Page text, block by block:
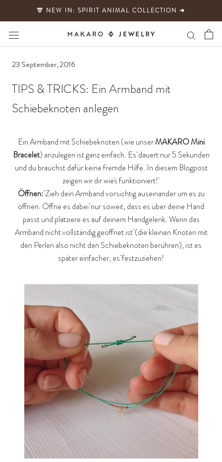
zum
Inhalt
🦒 NEW IN: SPIRIT ANIMAL COLLECTION ➔
23 September, 2016
TIPS & TRICKS: Ein Armband mit
Schiebeknoten anlegen
Ein Armband mit Schiebeknoten (wie unserMAKARO Mini
Bracelet) anzulegen ist ganz einfach. Es dauert nur 5 Sekunden
und du brauchst dafür keine fremde Hilfe. In diesem Blogpost
zeigen wir dir wie's funktioniert!
Öffnen:Zieh dein Armband vorsichtig auseinander um es zu
öffnen. Öffne es dabei nur soweit, dass es über deine Hand
passt und platziere es auf deinem Handgelenk. Wenn das
Armband nicht vollständig geöffnet ist (die kleinen Knoten mit
den Perlen also nicht den Schiebeknoten berühren), ist es
später einfacher, es festzuziehen!